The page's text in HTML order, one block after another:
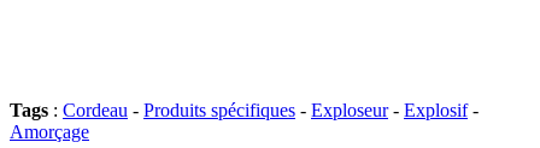
Tags : Cordeau - Produits spécifiques - Exploseur- Explosif-
Amorçage